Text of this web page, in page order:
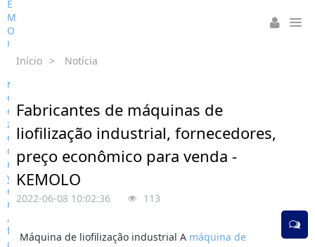
Início > Notícia
Fabricantes de máquinas de
liofilização industrial, fornecedores,
preço econômico para venda -
KEMOLO
2022-06-08 10:02:36 113
Máquina de liofilização industrial A máquina de